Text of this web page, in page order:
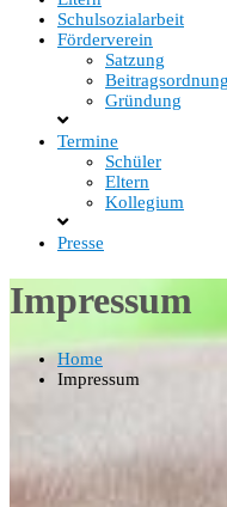
Schulsozialarbeit
Förderverein
Satzung
Beitragsordnung
Gründung
Termine
Schüler
Eltern
Kollegium
Presse
Impressum
Home
Impressum